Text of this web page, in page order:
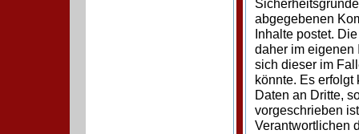
abgegebenen
Inhalte postet.
daher im eigenen
sich dieser im
könnte. Es
Daten an Dritte,
vorgeschrieben
Verantwortlichen